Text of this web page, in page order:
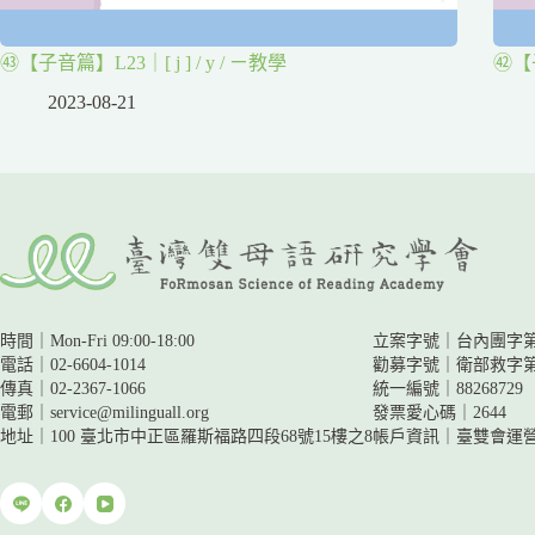
㊸【子音篇】L23｜[ j ] / y / ㄧ教學
2023-08-21
㊷【
時間｜Mon-Fri 09:00-18:00
電話｜02-6604-1014
傳真｜02-2367-1066
電郵｜service@milinguall.org
地址｜100 臺北市中正區羅斯福路四段68號15樓之8
立案字號｜台內團字
勸募字號｜ 衛部救字
統一編號｜88268729
發票愛心碼｜2644
帳戶資訊｜ 臺雙會運